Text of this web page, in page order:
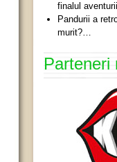
finalul
Pandurii a
murit?…
Parteneri